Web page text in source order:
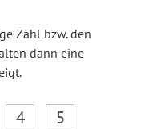
Zahl bzw. den
dann eine
4
5